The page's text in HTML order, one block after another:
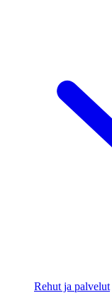
Rehut ja palvelut